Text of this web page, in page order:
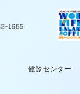
健診センター